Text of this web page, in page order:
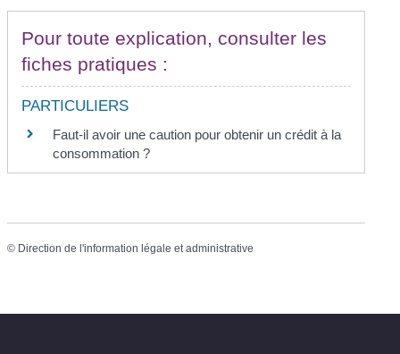
Pour toute explication, consulter les
fiches pratiques :
PARTICULIERS
Faut-il avoir une caution pour obtenir un crédit à la
consommation ?
© Direction de l'information légale et administrative